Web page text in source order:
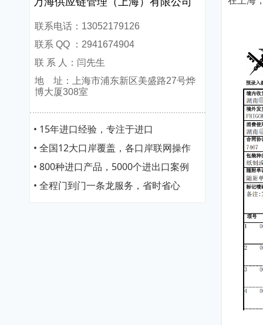
• 15年进口经验，专注于进口
• 全国12大口岸覆盖，各口岸联网操作
• 800种进口产品，5000个进出口案例
• 全程门到门一条龙服务，省时省心
联系电话：13052179126
联系 QQ ：2941674904
联 系 人：闫先生
地 址：上海市浦东新区美盛路27号烨
博大厦308室